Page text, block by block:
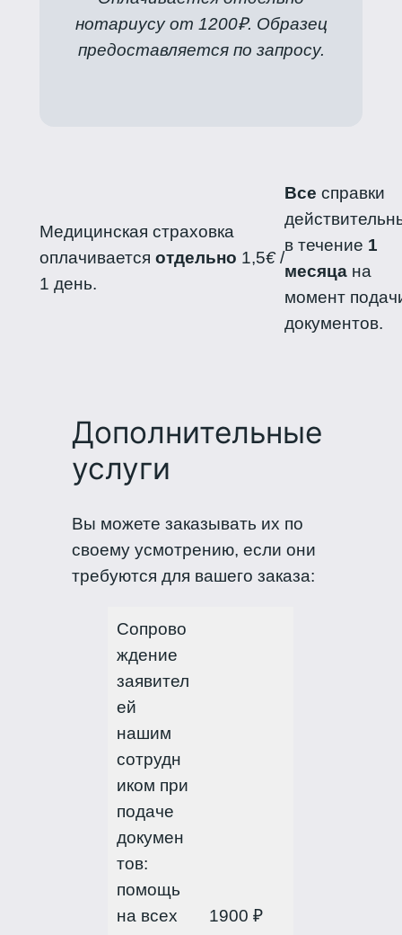
нотариусу от 1200₽. Образец
предоставляется по запросу.
Медицинская страховка
оплачивается отдельно 1,5€/
1 день.
Все справки
в течение 1
месяцана
момент
документов.
Дополнительные
услуги
Вы можете заказывать их по
своему усмотрению, если они
требуются для вашего заказа:
Сопрово
ждение
заявител
ей
нашим
сотрудн
иком при
подаче
докумен
тов:
помощь
на всех
1900 ₽